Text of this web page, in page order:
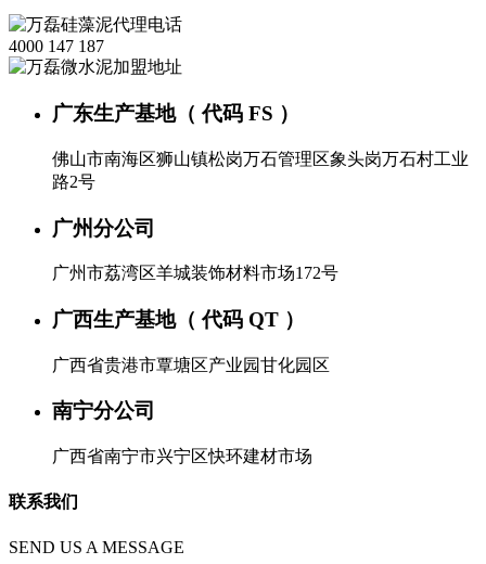
4000 147 187
广东生产基地（ 代码 FS ）
佛山市南海区狮山镇松岗万石管理区象头岗万石村工业
路2号
广州分公司
广州市荔湾区羊城装饰材料市场172号
广西生产基地（ 代码 QT ）
广西省贵港市覃塘区产业园甘化园区
南宁分公司
广西省南宁市兴宁区快环建材市场
联系我们
SEND US A MESSAGE